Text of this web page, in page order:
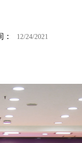
： 12/24/2021